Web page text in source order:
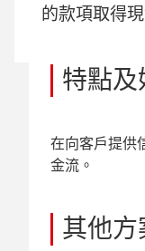
的款項取得
特點及
在向客戶提供
金流。
其他方